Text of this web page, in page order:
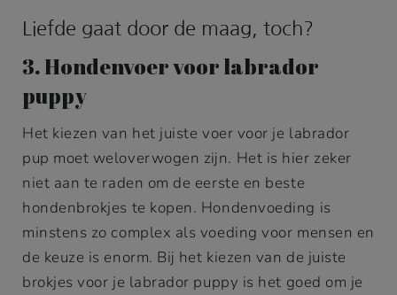
Liefde gaat door de maag, toch?
3. Hondenvoer voor labrador
puppy
Het kiezen van het juiste voer voor je labrador
pup moet weloverwogen zijn. Het is hier zeker
niet aan te raden om de eerste en beste
hondenbrokjes te kopen. Hondenvoeding is
minstens zo complex als voeding voor mensen en
de keuze is enorm. Bij het kiezen van de juiste
brokjes voor je labrador puppy is het goed om je